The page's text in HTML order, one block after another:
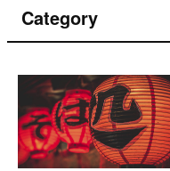
Category